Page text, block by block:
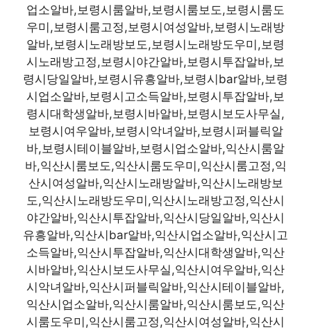
업소알바,보령시룸알바,보령시룸보도,보령시룸도
우미,보령시룸고정,보령시여성알바,보령시노래방
알바,보령시노래방보도,보령시노래방도우미,보령
시노래방고정,보령시야간알바,보령시투잡알바,보
령시당일알바,보령시유흥알바,보령시bar알바,보령
시업소알바,보령시고소득알바,보령시투잡알바,보
령시대학생알바,보령시바알바,보령시보도사무실,
보령시여우알바,보령시악녀알바,보령시퍼블릭알
바,보령시테이블알바,보령시업소알바,익산시룸알
바,익산시룸보도,익산시룸도우미,익산시룸고정,익
산시여성알바,익산시노래방알바,익산시노래방보
도,익산시노래방도우미,익산시노래방고정,익산시
야간알바,익산시투잡알바,익산시당일알바,익산시
유흥알바,익산시bar알바,익산시업소알바,익산시고
소득알바,익산시투잡알바,익산시대학생알바,익산
시바알바,익산시보도사무실,익산시여우알바,익산
시악녀알바,익산시퍼블릭알바,익산시테이블알바,
익산시업소알바,익산시룸알바,익산시룸보도,익산
시룸도우미,익산시룸고정,익산시여성알바,익산시